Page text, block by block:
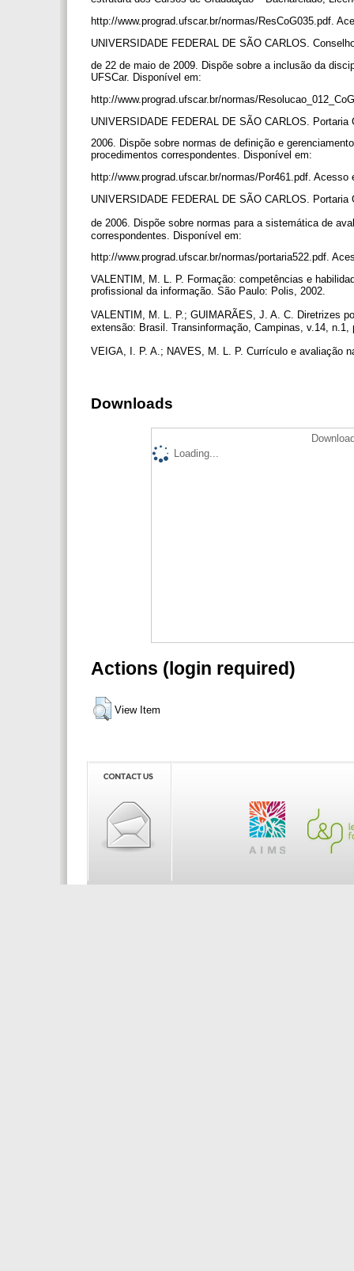
http://www.prograd.ufscar.br/normas/ResCoG035.pdf.
UNIVERSIDADE FEDERAL DE SÃO CARLOS.
de 22 de maio de 2009. Dispõe sobre a inclusão da
UFSCar. Disponível em:
http://www.prograd.ufscar.br/normas/
UNIVERSIDADE FEDERAL DE SÃO CARLOS.
2006. Dispõe sobre normas de definição e
procedimentos correspondentes. Disponível em:
http://www.prograd.ufscar.br/normas/Por461.pdf.
UNIVERSIDADE FEDERAL DE SÃO CARLOS.
de 2006. Dispõe sobre normas para a sistemática de
correspondentes. Disponível em:
http://www.prograd.ufscar.br/normas/portaria522.pdf.
VALENTIM, M. L. P. Formação: competências e
profissional da informação. São Paulo: Polis, 2002.
VALENTIM, M. L. P.; GUIMARÃES, J. A. C. Diretrizes
extensão: Brasil. Transinformação, Campinas, v.14,
VEIGA, I. P. A.; NAVES, M. L. P. Currículo e avaliação
Downloads
Loading...
Actions (login required)
View Item